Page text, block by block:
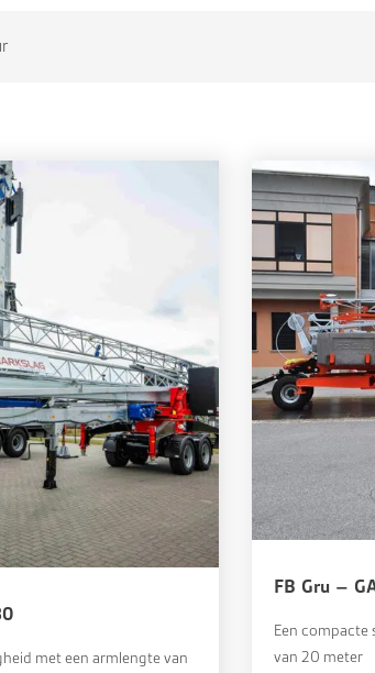
met een armlengte van
FB Gru –
Een compacte
van 20 meter